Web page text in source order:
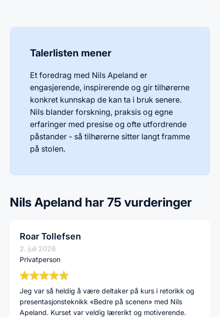
Talerlisten mener
Et foredrag med Nils Apeland er
engasjerende, inspirerende og gir tilhørerne
konkret kunnskap de kan ta i bruk senere.
Nils blander forskning, praksis og egne
erfaringer med presise og ofte utfordrende
påstander - så tilhørerne sitter langt framme
på stolen.
Nils Apeland har 75 vurderinger
Roar Tollefsen
2. juli 2026
Privatperson
Jeg var så heldig å være deltaker på kurs i retorikk og
presentasjonsteknikk «Bedre på scenen» med Nils
Apeland. Kurset var veldig lærerikt og motiverende.